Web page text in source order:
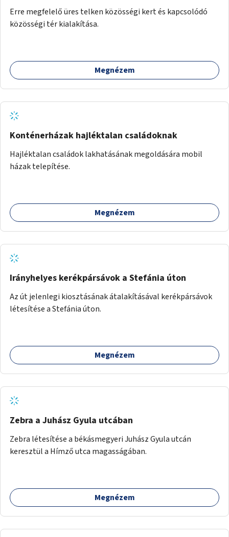
Erre megfelelő üres telken közösségi kert és kapcsolódó
közösségi tér kialakítása.
Megnézem
Konténerházak hajléktalan családoknak
Hajléktalan családok lakhatásának megoldására mobil
házak telepítése.
Megnézem
Irányhelyes kerékpársávok a Stefánia úton
Az út jelenlegi kiosztásának átalakításával kerékpársávok
létesítése a Stefánia úton.
Megnézem
Zebra a Juhász Gyula utcában
Zebra létesítése a békásmegyeri Juhász Gyula utcán
keresztül a Hímző utca magasságában.
Megnézem